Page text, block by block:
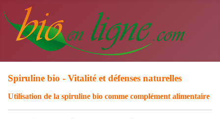
Spiruline bio - Vitalité et défenses naturelles
Utilisation de la spiruline bio comme complément alimentaire